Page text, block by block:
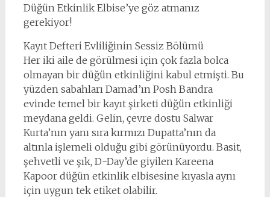
Düğün Etkinlik Elbise’ye göz atmanız
gerekiyor!
Kayıt Defteri Evliliğinin Sessiz Bölümü
Her iki aile de görülmesi için çok fazla bolca
olmayan bir düğün etkinliğini kabul etmişti. Bu
yüzden sabahları Damad’ın Posh Bandra
evinde temel bir kayıt şirketi düğün etkinliği
meydana geldi. Gelin, çevre dostu Salwar
Kurta’nın yanı sıra kırmızı Dupatta’nın da
altınla işlemeli olduğu gibi görünüyordu. Basit,
şehvetli ve şık, D-Day’de giyilen Kareena
Kapoor düğün etkinlik elbisesine kıyasla aynı
için uygun tek etiket olabilir.